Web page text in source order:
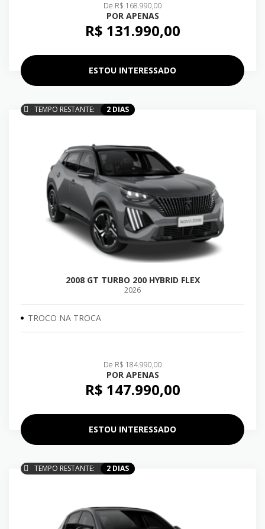
De R$ 168.990,00
POR APENAS
R$ 131.990,00
ESTOU INTERESSADO
TEMPO RESTANTE: 2 DIAS
2008 GT TURBO 200 HYBRID FLEX
2026
TROCO NA TROCA
De R$ 184.990,00
POR APENAS
R$ 147.990,00
ESTOU INTERESSADO
TEMPO RESTANTE: 2 DIAS